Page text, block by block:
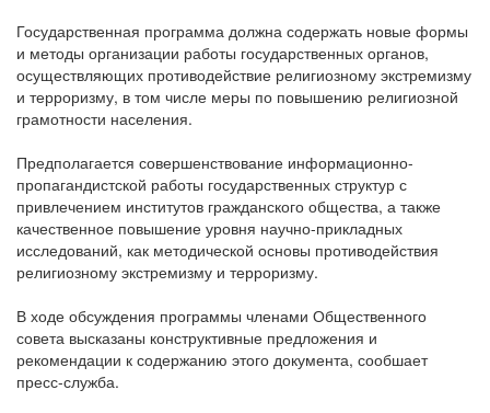
Государственная программа должна содержать новые формы
и методы организации работы государственных органов,
осуществляющих противодействие религиозному экстремизму
и терроризму, в том числе меры по повышению религиозной
грамотности населения.
Предполагается совершенствование информационно-
пропагандистской работы государственных структур с
привлечением институтов гражданского общества, а также
качественное повышение уровня научно-прикладных
исследований, как методической основы противодействия
религиозному экстремизму и терроризму.
В ходе обсуждения программы членами Общественного
совета высказаны конструктивные предложения и
рекомендации к содержанию этого документа, сообшает
пресс-служба.